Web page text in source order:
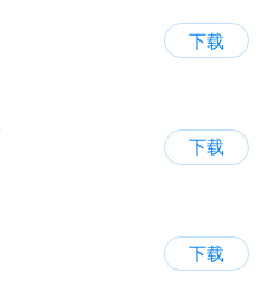
下载
下载
下载